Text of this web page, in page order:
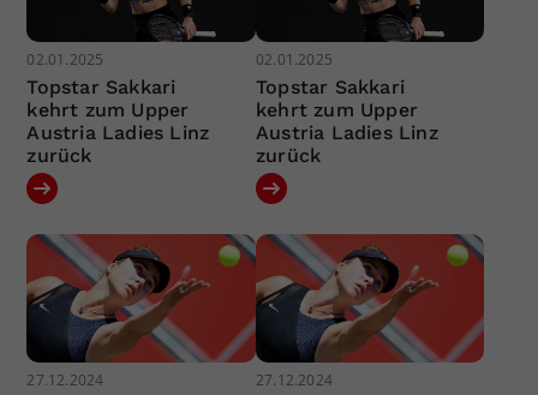
02.01.2025
Topstar Sakkari
kehrt zum Upper
Austria Ladies Linz
zurück
02.01.2025
Topstar Sakkari
kehrt zum Upper
Austria Ladies Linz
zurück
27.12.2024 27.12.2024